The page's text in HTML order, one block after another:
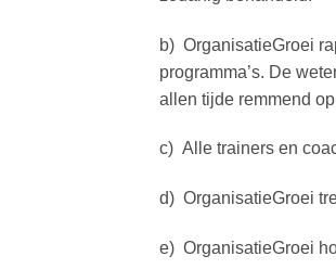
b) OrganisatieGroei
programma’s. De
allen tijde remmend
c) Alle trainers en
d) OrganisatieGroei
e) OrganisatieGroei